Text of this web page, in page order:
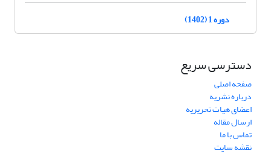
دوره 1 (1402)
دسترسی سریع
صفحه اصلی
درباره نشریه
اعضای هیات تحریریه
ارسال مقاله
تماس با ما
نقشه سایت